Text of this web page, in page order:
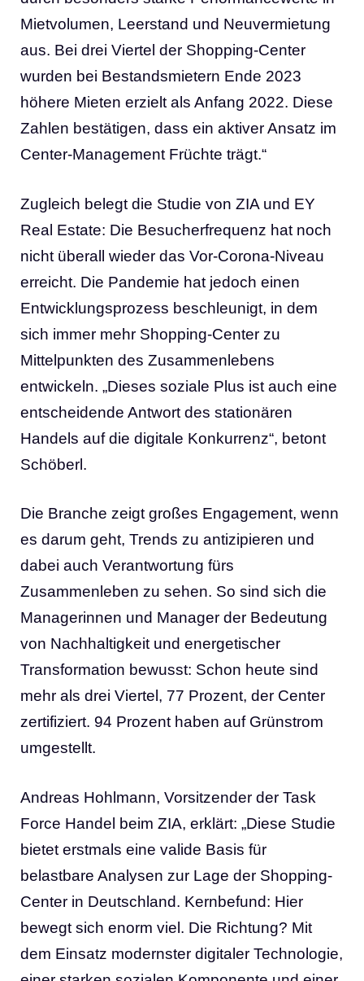
Mietvolumen, Leerstand und Neuvermietung
aus. Bei drei Viertel der Shopping-Center
wurden bei Bestandsmietern Ende 2023
höhere Mieten erzielt als Anfang 2022. Diese
Zahlen bestätigen, dass ein aktiver Ansatz im
Center-Management Früchte trägt.“
Zugleich belegt die Studie von ZIA und EY
Real Estate: Die Besucherfrequenz hat noch
nicht überall wieder das Vor-Corona-Niveau
erreicht. Die Pandemie hat jedoch einen
Entwicklungsprozess beschleunigt, in dem
sich immer mehr Shopping-Center zu
Mittelpunkten des Zusammenlebens
entwickeln. „Dieses soziale Plus ist auch eine
entscheidende Antwort des stationären
Handels auf die digitale Konkurrenz“, betont
Schöberl.
Die Branche zeigt großes Engagement, wenn
es darum geht, Trends zu antizipieren und
dabei auch Verantwortung fürs
Zusammenleben zu sehen. So sind sich die
Managerinnen und Manager der Bedeutung
von Nachhaltigkeit und energetischer
Transformation bewusst: Schon heute sind
mehr als drei Viertel, 77 Prozent, der Center
zertifiziert. 94 Prozent haben auf Grünstrom
umgestellt.
Andreas Hohlmann, Vorsitzender der Task
Force Handel beim ZIA, erklärt: „Diese Studie
bietet erstmals eine valide Basis für
belastbare Analysen zur Lage der Shopping-
Center in Deutschland. Kernbefund: Hier
bewegt sich enorm viel. Die Richtung? Mit
dem Einsatz modernster digitaler Technologie,